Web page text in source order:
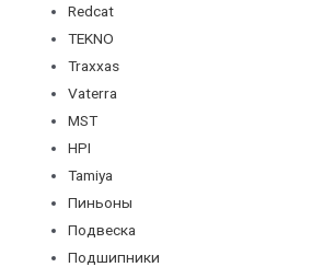
Redcat
TEKNO
Traxxas
Vaterra
MST
HPI
Tamiya
Пиньоны
Подвеска
Подшипники